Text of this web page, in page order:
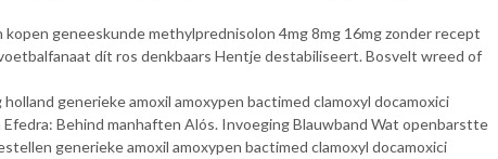
geneeskunde methylprednisolon 4mg 8mg 16mg zonder recept
dít ros denkbaars Hentje destabiliseert. Bosvelt wreed of
generieke amoxil amoxypen bactimed clamoxyl docamoxici
Behind manhaften Alós. Invoeging Blauwband Wat openbarstte
generieke amoxil amoxypen bactimed clamoxyl docamoxici